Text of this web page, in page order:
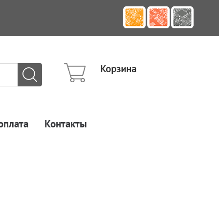
Корзина
Контакты